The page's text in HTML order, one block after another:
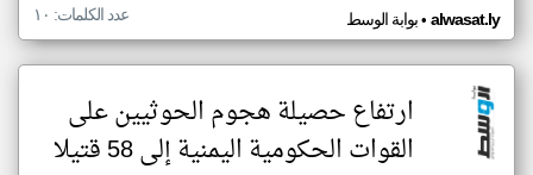
بوابة الوسط• alwasat.ly عدد الكلمات: ١٠
ارتفاع حصيلة هجوم الحوثيين على
القوات الحكومية اليمنية إلى 58 قتيلا